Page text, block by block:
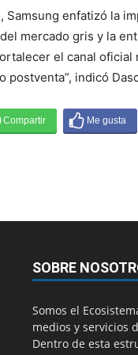
Samsung enfatizó la
mercado gris y la
el canal
postventa”, indicó
SOBRE
Somos el
medios y servicios
Dentro de esta